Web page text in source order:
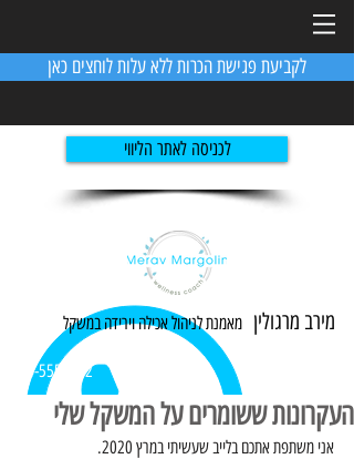
לקביעת פגישת הכרות ללא עלות לוחצים כאן
לכניסה לאתר הליווי
מירב מרגולין מאמנת לניהול אכילה וירידהבמשקל
054-5551982
העקרונות ששומרים על המשקל שלי
אני משתפת אתכם בלייב שעשיתי במרץ 2020.